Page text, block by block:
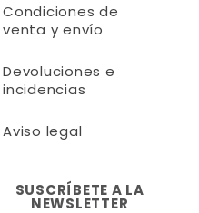
Condiciones de
venta y envío
Devoluciones e
incidencias
Aviso legal
SUSCRÍBETE A LA
NEWSLETTER